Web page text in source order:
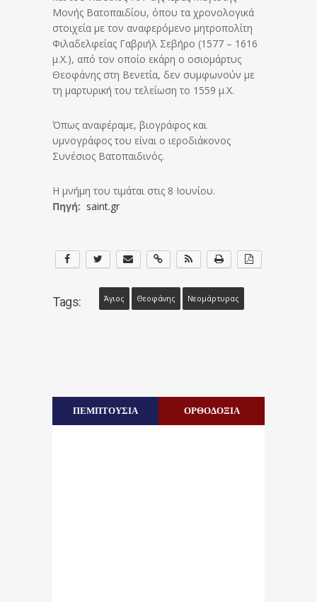
Μονής Βατοπαιδίου, όπου τα χρονολογικά
στοιχεία με τον αναφερόμενο μητροπολίτη
Φιλαδελφείας Γαβριήλ Σεβήρο (1577 – 1616
μ.Χ.), από τον οποίο εκάρη ο οσιομάρτυς
Θεοφάνης στη Βενετία, δεν συμφωνούν με
τη μαρτυρική του τελείωση το 1559 μ.Χ.
Όπως αναφέραμε, βιογράφος και
υμνογράφος του είναι ο ιεροδιάκονος
Συνέσιος Βατοπαιδινός.
Η μνήμη του τιμάται στις 8 Ιουνίου.
Πηγή: saint.gr
Tags: Άγιος Θεοφάνης Νεομάρτυρας
ΠΕΜΠΤΟΥΣΙΑ ΟΡΘΟΔΟΞΙΑ